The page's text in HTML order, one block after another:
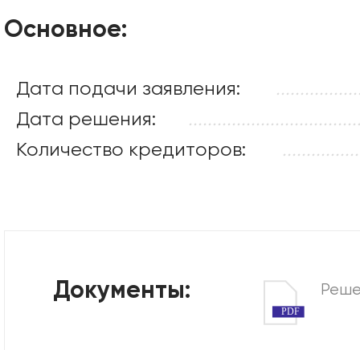
Основное:
Дата подачи заявления:
Дата решения:
Количество кредиторов:
Документы:
PDF